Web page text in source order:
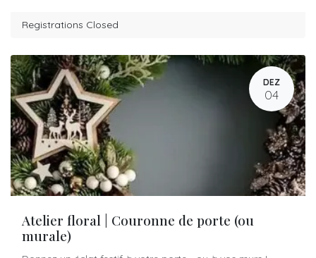
Registrations Closed
DEZ
04
Atelier floral | Couronne de porte (ou
murale)